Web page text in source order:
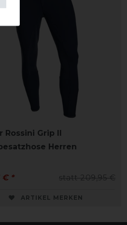
Rossini Grip II
Herren
statt 209,95 €
€ *
ARTIKEL MERKEN